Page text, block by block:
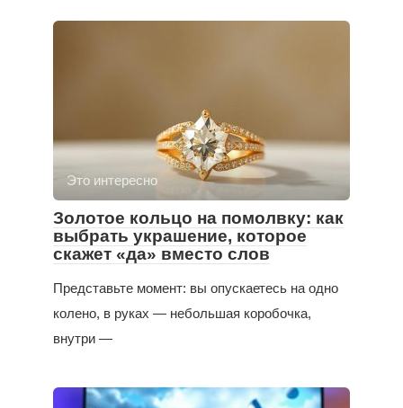
Это интересно
Золотое кольцо на помолвку: как
выбрать украшение, которое
скажет «да» вместо слов
Представьте момент: вы опускаетесь на одно
колено, в руках — небольшая коробочка,
внутри —